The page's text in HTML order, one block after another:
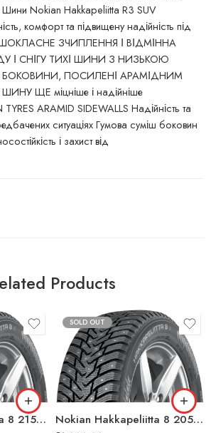
Nokian Hakkapeliitta R3 SUV
комфорт та підвищену надійність під
ЗЧИПЛЕННЯ І ВІДМІННА
І СНІГУ ТИХІ ШИНИ З НИЗЬКОЮ
ПОСИЛЕНІ АРАМІДНИМ
ЩЕ міцніше і надійніше
ARAMID SIDEWALLS Надійність та
ситуаціях Гумова суміш боковин
і захист від
Products
Nokian Hakkapeliitta 8 215/50 R17 95T XL (ШИП) зимова шина
SOLD OUT
Nokian Hakkapeliitta 8 205/65 R15 99T XL (ШИП) зимова шина